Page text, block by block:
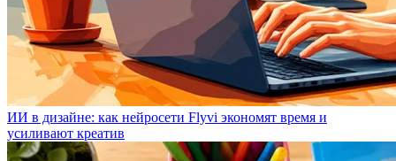
ИИ в дизайне: как нейросети Flyvi экономят время и
усиливают креатив